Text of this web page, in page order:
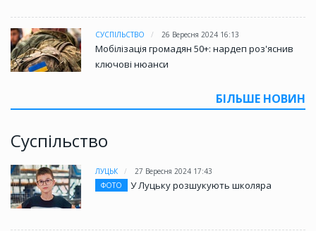
СУСПІЛЬСТВО 26 Вересня 2024 16:13
Мобілізація громадян 50+: нардеп роз'яснив
ключові нюанси
БІЛЬШЕ НОВИН
Суспільство
ЛУЦЬК
27 Вересня 2024 17:43
ФОТО
У Луцьку розшукують школяра